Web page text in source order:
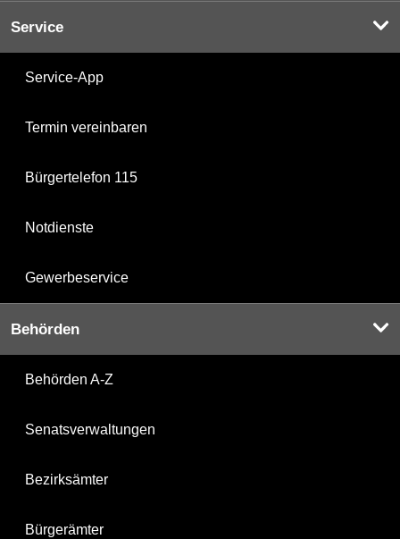
Service
Service-App
Termin vereinbaren
Bürgertelefon 115
Notdienste
Gewerbeservice
Behörden
Behörden A-Z
Senatsverwaltungen
Bezirksämter
Bürgerämter